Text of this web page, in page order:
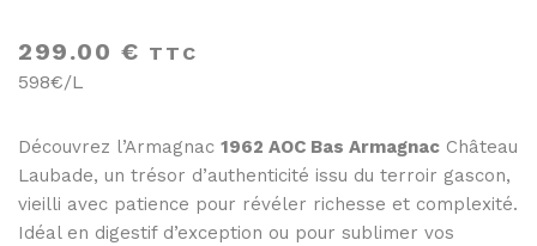
FRUITS AU SIROP OU ALCOOL
MIELS
PRUNEAUX
THÉS ET INFUSIONS
PRUNEAUX
THÉS ET INFUSIONS
PANIERS GOURMANDS
ENTRE 20€ ET 50€
299.00€ TTC
598€/L
Découvrez l’Armagnac 1962 AOC Bas Armagnac Château
Laubade, un trésor d’authenticité issu du terroir gascon,
vieilli avec patience pour révéler richesse et complexité.
Idéal en digestif d’exception ou pour sublimer vos